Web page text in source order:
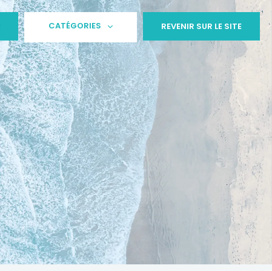
CATÉGORIES REVENIR SUR LE SITE